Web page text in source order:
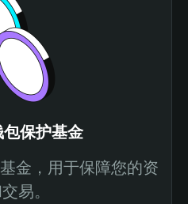
保护基金
金，用于保障您的资
易。